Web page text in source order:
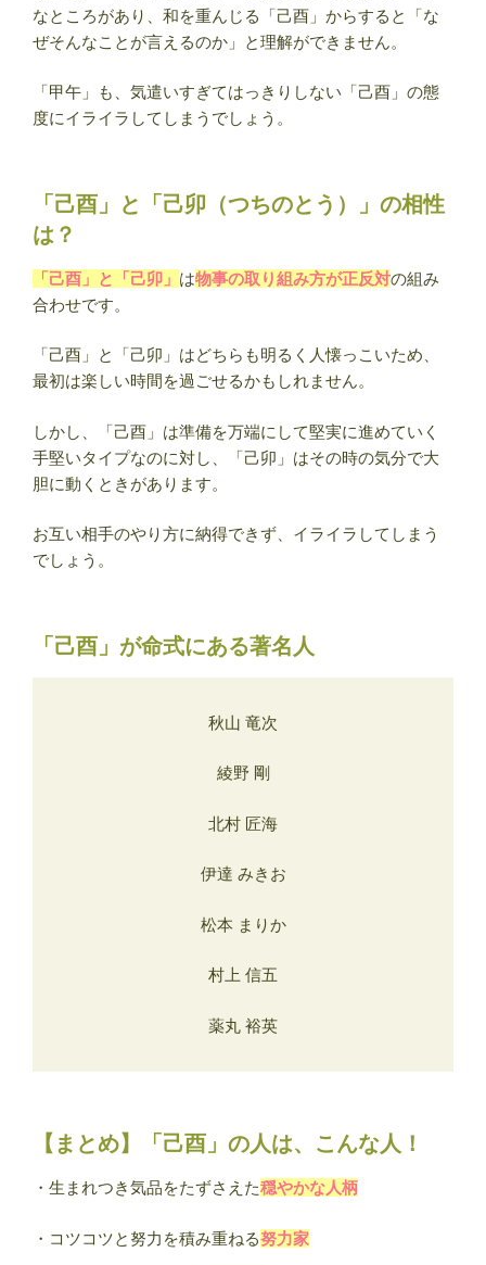
なところがあり、和を重んじる「己酉」からすると「な
ぜそんなことが言えるのか」と理解ができません。
「甲午」も、気遣いすぎてはっきりしない「己酉」の態
度にイライラしてしまうでしょう。
「己酉」と「己卯（つちのとう）」の相性
は？
「己酉」と「己卯」 は物事の取り組み方が正反対の組み
合わせです。
「己酉」と「己卯」はどちらも明るく人懐っこいため、
最初は楽しい時間を過ごせるかもしれません。
しかし、「己酉」は準備を万端にして堅実に進めていく
手堅いタイプなのに対し、「己卯」はその時の気分で大
胆に動くときがあります。
お互い相手のやり方に納得できず、イライラしてしまう
でしょう。
「己酉」が命式にある著名人
秋山 竜次
綾野 剛
北村 匠海
伊達 みきお
松本 まりか
村上 信五
薬丸 裕英
【まとめ】「己酉」の人は、こんな人！
・生まれつき気品をたずさえた穏やかな人柄
・コツコツと努力を積み重ねる努力家